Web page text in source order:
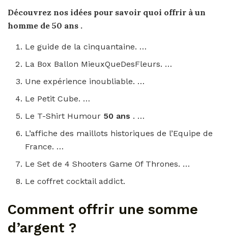
Découvrez nos idées pour savoir quoi offrir à un
homme de 50 ans .
Le guide de la cinquantaine. …
La Box Ballon MieuxQueDesFleurs. …
Une expérience inoubliable. …
Le Petit Cube. …
Le T-Shirt Humour 50 ans . …
L’affiche des maillots historiques de l’Equipe de
France. …
Le Set de 4 Shooters Game Of Thrones. …
Le coffret cocktail addict.
Comment offrir une somme
d’argent ?